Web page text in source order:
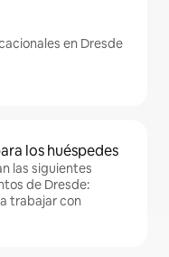
en Dresde
los huéspedes
las siguientes
de Dresde:
trabajar con